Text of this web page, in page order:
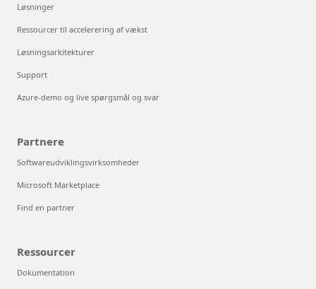
Løsninger
Ressourcer til accelerering af vækst
Løsningsarkitekturer
Support
Azure-demo og live spørgsmål og svar
Partnere
Softwareudviklingsvirksomheder
Microsoft Marketplace
Find en partner
Ressourcer
Dokumentation